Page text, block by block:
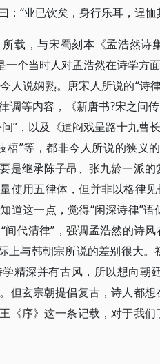
“业已饮矣，身行乐耳，遑恤
载，与宋蜀刻本《孟浩然诗
一个当时人对孟浩然在诗学方
人说娴熟。唐宋人所说的“诗
调等内容，《新唐书?宋之问
”，以及《遣闷戏呈路十九曹
梧”等，都非今人所说的狭义
是继承陈子昂、张九龄一派
使用五律体，但并非以格律
道这一点，觉得“闲深诗律”
代清律”，强调孟浩然的诗
上与韩朝宗所说的差别很大
精深并有古风，所以想向朝
但玄宗朝提倡复古，诗人都
《序》这一条记载，对于我